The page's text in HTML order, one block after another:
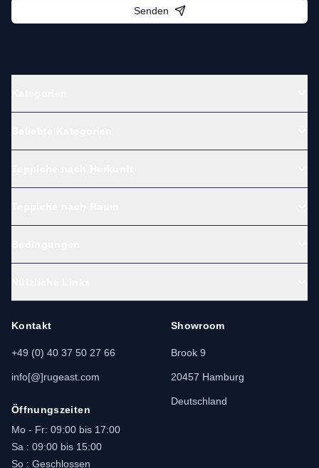
Senden
Kontakt
+49 (0) 40 37 50 27 66
info[@]rugeast.com
Öffnungszeiten
Mo - Fr: 09:00 bis 17:00
Sa : 09:00 bis 15:00
So : Geschlossen
Showroom
Brook 9
20457 Hamburg
Deutschland